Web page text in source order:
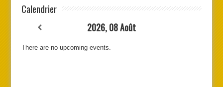
Calendrier
2026, 08 Août
There are no upcoming events.